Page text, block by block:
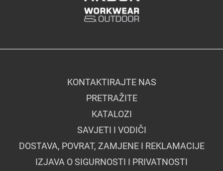
KONTAKTIRAJTE NAS
PRETRAŽITE
KATALOZI
SAVJETI I VODIČI
DOSTAVA, POVRAT, ZAMJENE I REKLAMACIJE
IZJAVA O SIGURNOSTI I PRIVATNOSTI